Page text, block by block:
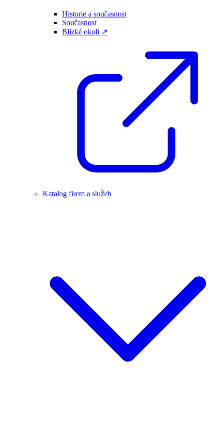
Historie a současnost
Současnost
Blízké okolí ↗
Katalog firem a služeb